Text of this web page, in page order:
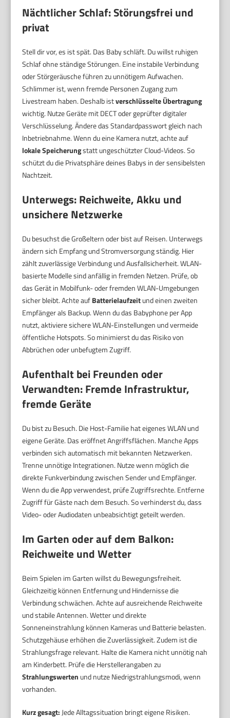
Nächtlicher Schlaf: Störungsfrei und
privat
Stell dir vor, es ist spät. Das Baby schläft. Du willst ruhigen
Schlaf ohne ständige Störungen. Eine instabile Verbindung
oder Störgeräusche führen zu unnötigem Aufwachen.
Schlimmer ist, wenn fremde Personen Zugang zum
Livestream haben. Deshalb istverschlüsselte Übertragung
wichtig. Nutze Geräte mit DECT oder geprüfter digitaler
Verschlüsselung. Ändere das Standardpasswort gleich nach
Inbetriebnahme. Wenn du eine Kamera nutzt, achte auf
lokale Speicherungstatt ungeschützter Cloud-Videos. So
schützt du die Privatsphäre deines Babys in der sensibelsten
Nachtzeit.
Unterwegs: Reichweite, Akku und
unsichere Netzwerke
Du besuchst die Großeltern oder bist auf Reisen. Unterwegs
ändern sich Empfang und Stromversorgung ständig. Hier
zählt zuverlässige Verbindung und Ausfallsicherheit. WLAN-
basierte Modelle sind anfällig in fremden Netzen. Prüfe, ob
das Gerät in Mobilfunk- oder fremden WLAN-Umgebungen
sicher bleibt. Achte aufBatterielaufzeitund einen zweiten
Empfänger als Backup. Wenn du das Babyphone per App
nutzt, aktiviere sichere WLAN-Einstellungen und vermeide
öffentliche Hotspots. So minimierst du das Risiko von
Abbrüchen oder unbefugtem Zugriff.
Aufenthalt bei Freunden oder
Verwandten: Fremde Infrastruktur,
fremde Geräte
Du bist zu Besuch. Die Host-Familie hat eigenes WLAN und
eigene Geräte. Das eröffnet Angriffsflächen. Manche Apps
verbinden sich automatisch mit bekannten Netzwerken.
Trenne unnötige Integrationen. Nutze wenn möglich die
direkte Funkverbindung zwischen Sender und Empfänger.
Wenn du die App verwendest, prüfe Zugriffsrechte. Entferne
Zugriff für Gäste nach dem Besuch. So verhinderst du, dass
Video- oder Audiodaten unbeabsichtigt geteilt werden.
Im Garten oder auf dem Balkon:
Reichweite und Wetter
Beim Spielen im Garten willst du Bewegungsfreiheit.
Gleichzeitig können Entfernung und Hindernisse die
Verbindung schwächen. Achte auf ausreichende Reichweite
und stabile Antennen. Wetter und direkte
Sonneneinstrahlung können Kameras und Batterie belasten.
Schutzgehäuse erhöhen die Zuverlässigkeit. Zudem ist die
Strahlungsfrage relevant. Halte die Kamera nicht unnötig nah
am Kinderbett. Prüfe die Herstellerangaben zu
Strahlungswerten und nutze Niedrigstrahlungsmodi, wenn
vorhanden.
Kurz gesagt: Jede Alltagssituation bringt eigene Risiken.